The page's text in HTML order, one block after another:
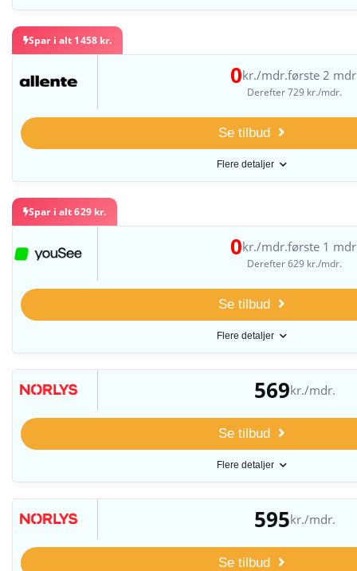
Spar i alt 1458 kr.
0kr./mdr.første 2
Derefter 729 kr./mdr.
Se tilbud
Flere detaljer
Spar i alt 629 kr.
0kr./mdr.første 1
Derefter 629 kr./mdr.
Se tilbud
Flere detaljer
569kr./mdr.
Se tilbud
Flere detaljer
595kr./mdr.
Se tilbud